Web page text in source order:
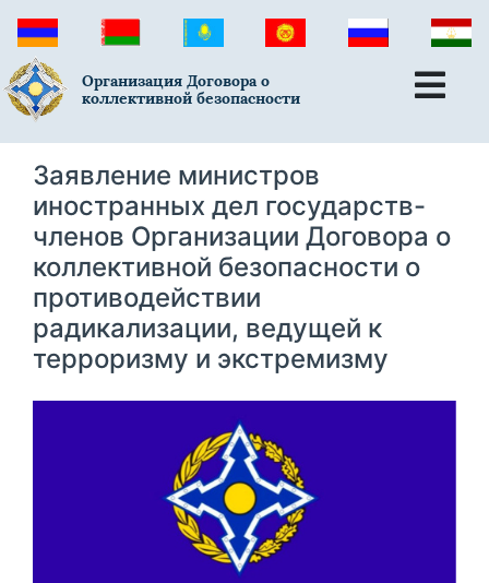
Организация Договора о
коллективной безопасности
Заявление министров
иностранных дел государств-
членов Организации Договора о
коллективной безопасности о
противодействии
радикализации, ведущей к
терроризму и экстремизму